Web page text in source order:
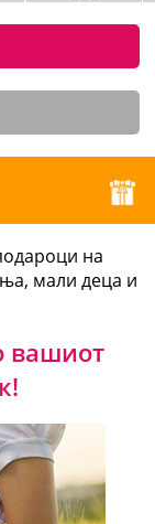
на
мали деца и
вашиот